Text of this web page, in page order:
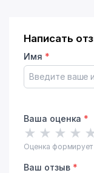
Написать
Имя *
Ваша оценка *
★ ★ ★ ★
Оценка формирует
Ваш отзыв *